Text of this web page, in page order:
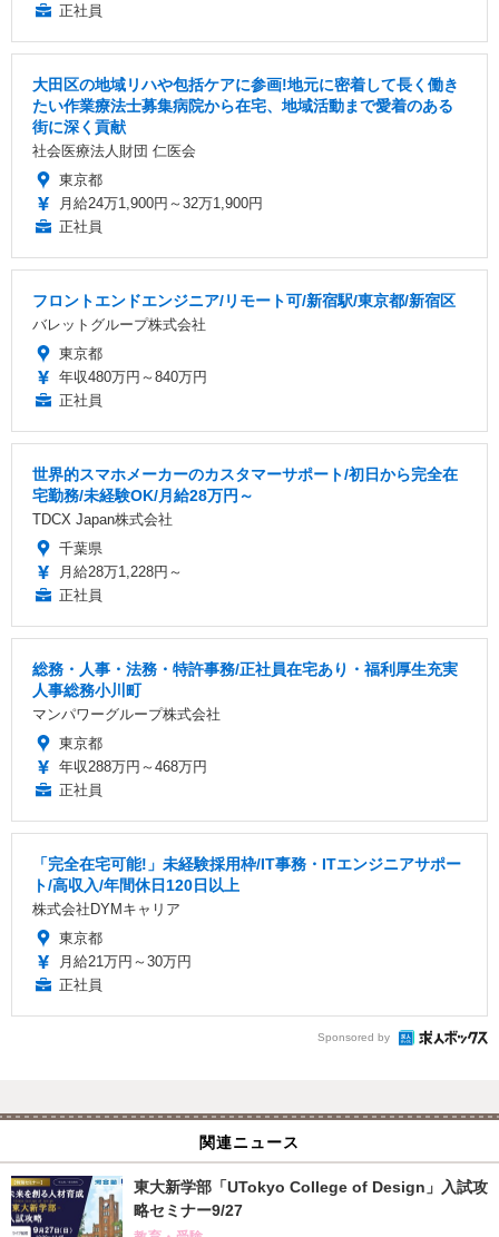
正社員
大田区の地域リハや包括ケアに参画!地元に密着して長く働き
たい作業療法士募集病院から在宅、地域活動まで愛着のある
街に深く貢献
社会医療法人財団 仁医会
東京都
月給24万1,900円～32万1,900円
正社員
フロントエンドエンジニア/リモート可/新宿駅/東京都/新宿区
バレットグループ株式会社
東京都
年収480万円～840万円
正社員
世界的スマホメーカーのカスタマーサポート/初日から完全在
宅勤務/未経験OK/月給28万円～
TDCX Japan株式会社
千葉県
月給28万1,228円～
正社員
総務・人事・法務・特許事務/正社員在宅あり・福利厚生充実
人事総務小川町
マンパワーグループ株式会社
東京都
年収288万円～468万円
正社員
「完全在宅可能!」未経験採用枠/IT事務・ITエンジニアサポー
ト/高収入/年間休日120日以上
株式会社DYMキャリア
東京都
月給21万円～30万円
正社員
Sponsored by
関連ニュース
東大新学部「UTokyo College of Design」入試攻
略セミナー9/27